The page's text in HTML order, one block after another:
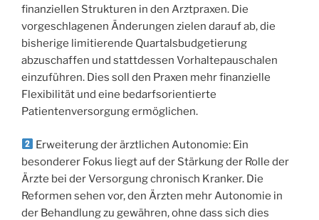
finanziellen Strukturen in den Arztpraxen. Die
vorgeschlagenen Änderungen zielen darauf ab, die
bisherige limitierende Quartalsbudgetierung
abzuschaffen und stattdessen Vorhaltepauschalen
einzuführen. Dies soll den Praxen mehr finanzielle
Flexibilität und eine bedarfsorientierte
Patientenversorgung ermöglichen.
Erweiterung der ärztlichen Autonomie: Ein
besonderer Fokus liegt auf der Stärkung der Rolle der
Ärzte bei der Versorgung chronisch Kranker. Die
Reformen sehen vor, den Ärzten mehr Autonomie in
der Behandlung zu gewähren, ohne dass sich dies